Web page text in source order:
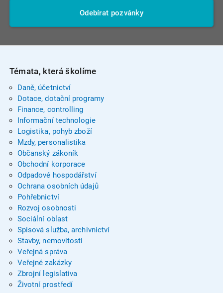
Odebírat pozvánky
Témata, která školíme
Daně, účetnictví
Dotace, dotační programy
Finance, controlling
Informační technologie
Logistika, pohyb zboží
Mzdy, personalistika
Občanský zákoník
Obchodní korporace
Odpadové hospodářství
Ochrana osobních údajů
Pohřebnictví
Rozvoj osobnosti
Sociální oblast
Spisová služba, archivnictví
Stavby, nemovitosti
Veřejná správa
Veřejné zakázky
Zbrojní legislativa
Životní prostředí